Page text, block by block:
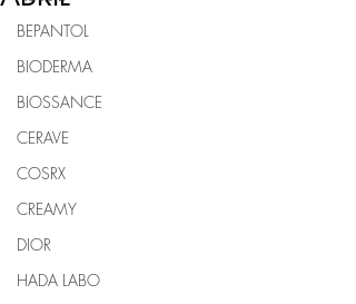
BEPANTOL
BIODERMA
BIOSSANCE
CERAVE
COSRX
CREAMY
DIOR
HADA LABO